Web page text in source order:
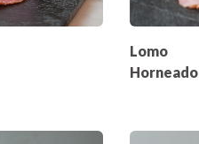
Lomo
Horneado